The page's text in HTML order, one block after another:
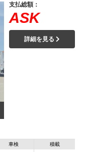
支払総額：
ASK
詳細を見る
車検 積載